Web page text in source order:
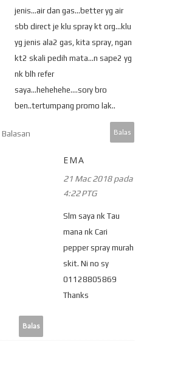
jenis...air dan gas...better yg air
sbb direct je klu spray kt org...klu
yg jenis ala2 gas, kita spray, ngan
kt2 skali pedih mata...n sape2 yg
nk blh refer
saya...hehehehe....sory bro
ben..tertumpang promo lak..
Balas
Balasan
EMA
21 Mac 2018 pada
4:22 PTG
Slm saya nk Tau
mana nk Cari
pepper spray murah
skit. Ni no sy
01128805869
Thanks
Balas